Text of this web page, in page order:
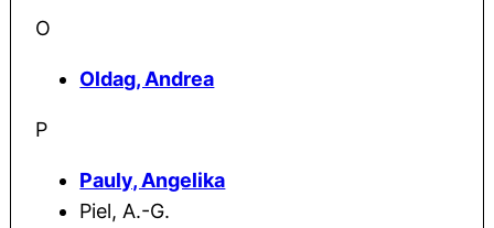
O
Oldag, Andrea
P
Pauly, Angelika
Piel, A.-G.